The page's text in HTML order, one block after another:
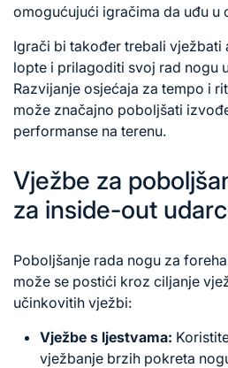
omogućujući igračima da uđu u
Igrači bi također trebali vježbati
lopte i prilagoditi svoj rad nogu
Razvijanje osjećaja za tempo i
može značajno poboljšati
performanse na terenu.
Vježbe za
za inside-out
Poboljšanje rada nogu za
može se postići kroz ciljanje
učinkovitih vježbi:
Vježbe s ljestvama:
vježbanje brzih pokreta